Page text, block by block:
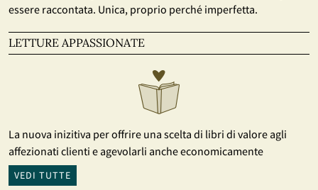
essere raccontata. Unica, proprio perché imperfetta.
LETTURE APPASSIONATE
La nuova inizitiva per offrire una scelta di libri di valore agli
affezionati clienti e agevolarli anche economicamente
VEDI TUTTE